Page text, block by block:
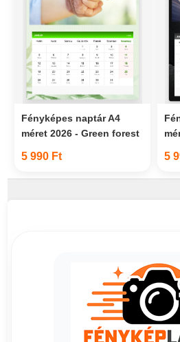
Fényképes naptár A4
méret 2026 - Green forest
5 990 Ft 5